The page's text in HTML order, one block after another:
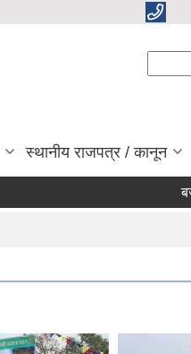
स्थानीय राजपत्र / कानून
बजेट